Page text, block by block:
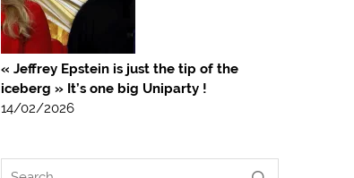
« Jeffrey Epstein is just the tip of the
iceberg » It’s one big Uniparty !
14/02/2026